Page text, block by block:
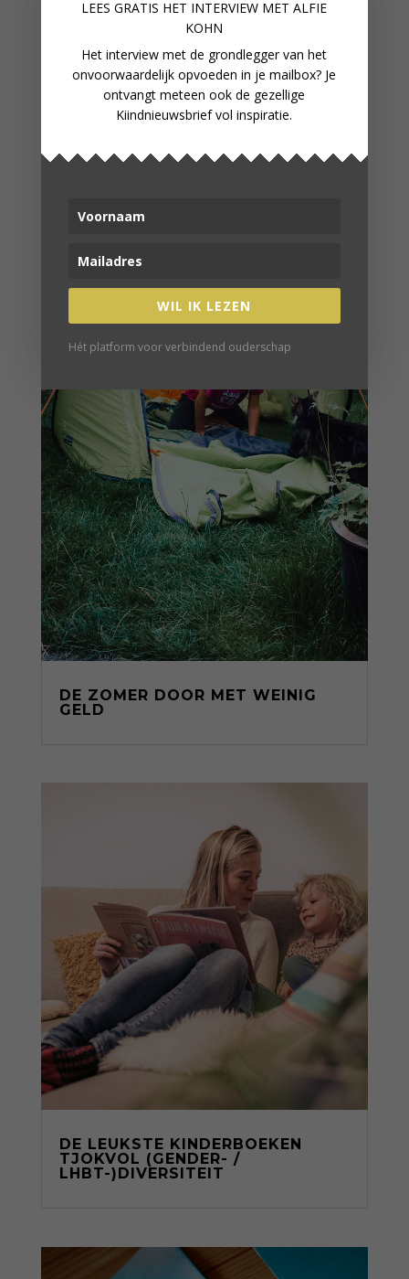
KNUTSEL EEN WOLLIGE
LENTEBOOM
DE ZOMER DOOR MET WEINIG
GELD
DE LEUKSTE KINDERBOEKEN
TJOKVOL (GENDER- /
LHBT-)DIVERSITEIT
LEES GRATIS HET INTERVIEW MET ALFIE
KOHN
Het interview met de grondlegger van het
onvoorwaardelijk opvoeden in je mailbox? Je
ontvangt meteen ook de gezellige
Kiindnieuwsbrief vol inspiratie.
WIL IK LEZEN
Hét platform voor verbindend ouderschap